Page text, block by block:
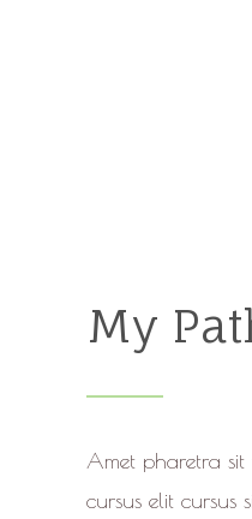
My
Amet pharetra sit
cursus elit cursus